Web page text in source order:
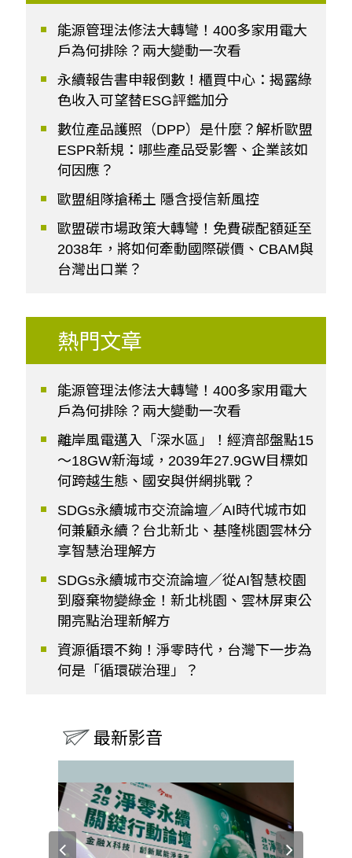
能源管理法修法大轉彎！400多家用電大
戶為何排除？兩大變動一次看
永續報告書申報倒數！櫃買中心：揭露綠
色收入可望替ESG評鑑加分
數位產品護照（DPP）是什麼？解析歐盟
ESPR新規：哪些產品受影響、企業該如
何因應？
歐盟組隊搶稀土 隱含授信新風控
歐盟碳市場政策大轉彎！免費碳配額延至
2038年，將如何牽動國際碳價、CBAM與
台灣出口業？
熱門文章
能源管理法修法大轉彎！400多家用電大
戶為何排除？兩大變動一次看
離岸風電邁入「深水區」！經濟部盤點15
～18GW新海域，2039年27.9GW目標如
何跨越生態、國安與併網挑戰？
SDGs永續城市交流論壇／AI時代城市如
何兼顧永續？台北新北、基隆桃園雲林分
享智慧治理解方
SDGs永續城市交流論壇／從AI智慧校園
到廢棄物變綠金！新北桃園、雲林屏東公
開亮點治理新解方
資源循環不夠！淨零時代，台灣下一步為
何是「循環碳治理」？
最新影音